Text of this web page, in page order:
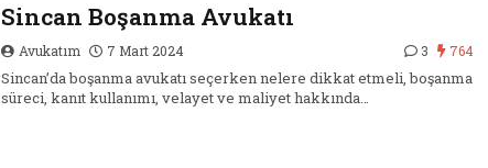
Sincan Boşanma Avukatı
Avukatım 7 Mart 2024 3 764
Sincan’da boşanma avukatı seçerken nelere dikkat etmeli, boşanma
süreci, kanıt kullanımı, velayet ve maliyet hakkında…